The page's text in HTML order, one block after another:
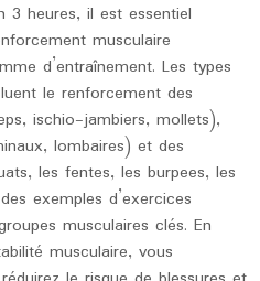
3 heures, il est essentiel
musculaire
d’entraînement. Les types
le renforcement des
ischio-jambiers, mollets),
lombaires) et des
les fentes, les burpees, les
exemples d’exercices
musculaires clés. En
musculaire, vous